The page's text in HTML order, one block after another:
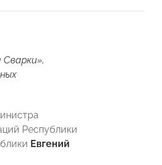
Республики
Евгений